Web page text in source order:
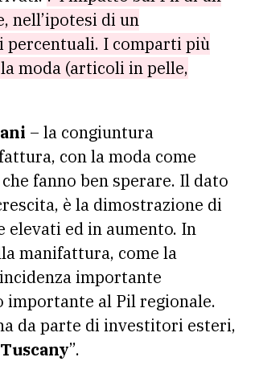
nell’ipotesi di un
percentuali. I comparti più
moda (articoli in pelle,
– la congiuntura
con la moda come
fanno ben sperare. Il dato
è la dimostrazione di
elevati ed in aumento. In
manifattura, come la
importante
importante al Pil regionale.
da parte di investitori esteri,
”.